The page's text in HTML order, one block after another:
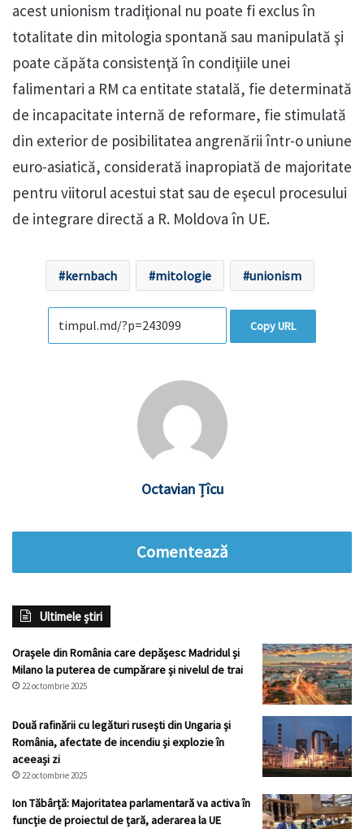
acest unionism tradiţional nu poate fi exclus în
totalitate din mitologia spontană sau manipulată şi
poate căpăta consistenţă în condiţiile unei
falimentari a RM ca entitate statală, fie determinată
de incapacitate internă de reformare, fie stimulată
din exterior de posibilitatea angrenării într-o uniune
euro-asiatică, considerată inapropiată de majoritate
pentru viitorul acestui stat sau de eşecul procesului
de integrare directă a R. Moldova în UE.
kernbach mitologie unionism
Copy URL
Octavian Țîcu
Comentează
Ultimele știri
Orașele din România care depășesc Madridul și
Milano la puterea de cumpărare și nivelul de trai
22 octombrie 2025
Două rafinării cu legături rusești din Ungaria și
România, afectate de incendiu și explozie în
aceeași zi
22 octombrie 2025
Ion Tăbârță: Majoritatea parlamentară va activa în
funcție de proiectul de țară, aderarea la UE